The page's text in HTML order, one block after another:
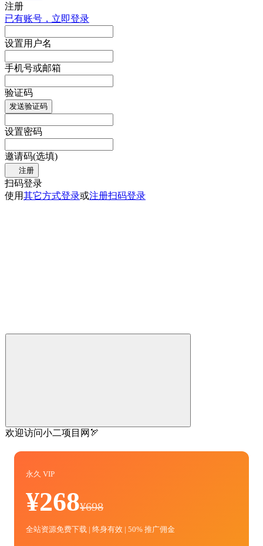
注册
已有账号，立即登录
设置用户名
手机号或邮箱
验证码
发送验证码
设置密码
邀请码(选填)
注册
扫码登录
使用其它方式登录或注册扫码登录
欢迎访问小二项目网🏹
永久 VIP
¥268¥698
全站资源免费下载 | 终身有效 | 50% 推广佣金